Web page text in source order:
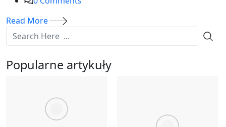
Read More
Popularne artykuły